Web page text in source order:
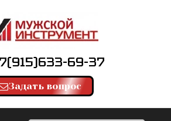
69-37
Задать вопрос